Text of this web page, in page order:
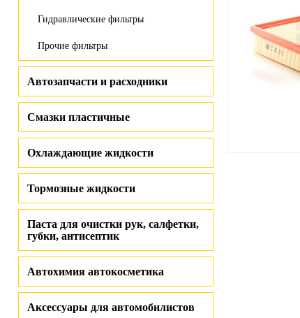
Гидравлические фильтры
Прочие фильтры
Автозапчасти и расходники
Смазки пластичные
Охлаждающие жидкости
Тормозные жидкости
Паста для очистки рук, салфетки,
губки, антисептик
Автохимия автокосметика
Аксессуары для автомобилистов